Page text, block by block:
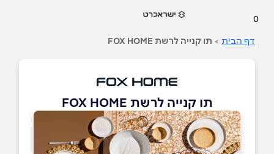
0
דף הבית > תו קנייה לרשת FOX HOME
תו קנייה לרשת FOX HOME